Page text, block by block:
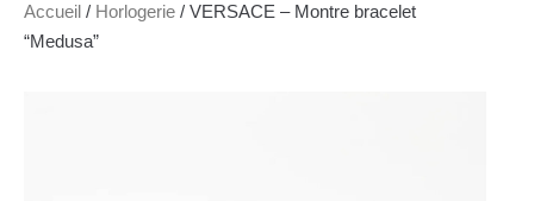
Accueil / Horlogerie / VERSACE – Montre bracelet
“Medusa”